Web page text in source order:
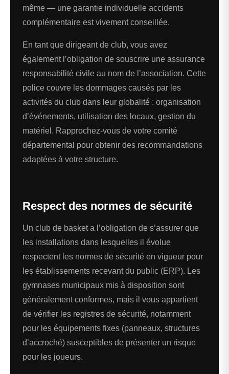
même — une garantie individuelle accidents
complémentaire est vivement conseillée.
En tant que dirigeant de club, vous avez
également l’obligation de souscrire une assurance
responsabilité civile au nom de l’association. Cette
police couvre les dommages causés par les
activités du club dans leur globalité : organisation
d’événements, utilisation des locaux, gestion du
matériel. Rapprochez-vous de votre comité
départemental pour obtenir des recommandations
adaptées à votre structure.
Respect des normes de sécurité
Un club de basket a l’obligation de s’assurer que
les installations dans lesquelles il évolue
respectent les normes de sécurité en vigueur pour
les établissements recevant du public (ERP). Les
gymnases municipaux mis à disposition sont
généralement conformes, mais il vous appartient
de vérifier les registres de sécurité, notamment
pour les équipements fixes (panneaux, structures
d’accroché) susceptibles de présenter un risque
pour les joueurs.